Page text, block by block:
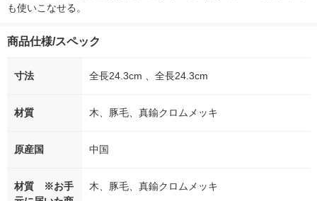
も使いこなせる。
商品仕様/スペック
寸法 全長24.3cm 、全長24.3cm
材質 木、豚毛、真鍮クロムメッキ
原産国 中国
材質 ※お手
木、豚毛、真鍮クロムメッキ